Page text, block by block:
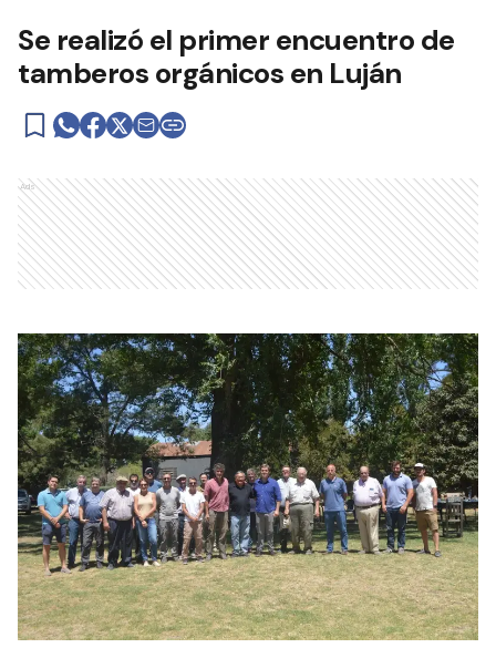
Se realizó el primer encuentro de
tamberos orgánicos en Luján
Ads